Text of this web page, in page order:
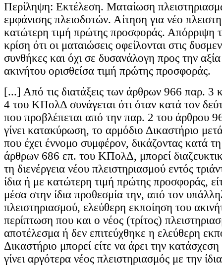
Περίληψη: Εκτέλεση. Ματαίωση
εμφάνισης πλειοδοτών. Αίτηση για νέο
κατώτερη τιμή πρώτης προσφοράς. Απόρριψη
κρίση ότι οι ματαιώσεις οφείλονται στις
συνθήκες και όχι σε δυσανάλογη προς την
ακινήτου ορισθείσα τιμή πρώτης προσφοράς.
[...] Από τις διατάξεις των άρθρων 966 παρ. 3
4 του ΚΠολΔ συνάγεται ότι όταν κατά τον
που προβλέπεται από την παρ. 2 του άρθρου
γίνει κατακύρωση, το αρμόδιο Δικαστήριο
που έχει έννομο συμφέρον, δικάζοντας κατά
άρθρων 686 επ. του ΚΠολΔ, μπορεί
τη διενέργεια νέου πλειστηριασμού εντός
ίδια ή με κατώτερη τιμή πρώτης προσφοράς,
μέσα στην ίδια προθεσμία την, από τον
πλειστηριασμού, ελεύθερη εκποίηση του
περίπτωση που και ο νέος (τρίτος)
αποτέλεσμα ή δεν επιτεύχθηκε η ελεύθερη
Δικαστήριο μπορεί είτε να άρει την κατάσχεση
γίνει αργότερα νέος πλειστηριασμός με την